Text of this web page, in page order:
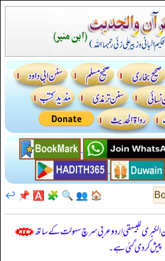
🏠
👥
🔍
🧩
🅰️
📌
↩️
الكبرى للبيهقي اردو عربی سرچ سہولت کے ساتھ
پیش کر دی گئی ہے۔